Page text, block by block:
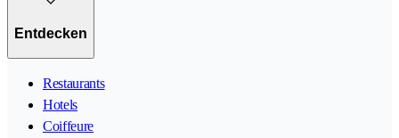
Entdecken
Restaurants
Hotels
Coiffeure